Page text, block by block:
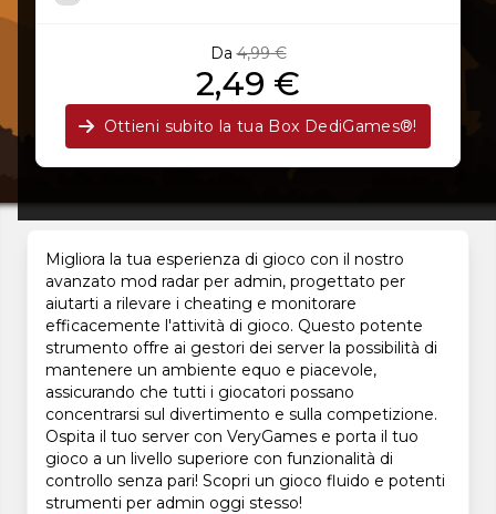
Da 4,99 €
2,49 €
Ottieni subito la tua Box DediGames®!
Migliora la tua esperienza di gioco con il nostro
avanzato mod radar per admin, progettato per
aiutarti a rilevare i cheating e monitorare
efficacemente l'attività di gioco. Questo potente
strumento offre ai gestori dei server la possibilità di
mantenere un ambiente equo e piacevole,
assicurando che tutti i giocatori possano
concentrarsi sul divertimento e sulla competizione.
Ospita il tuo server con VeryGames e porta il tuo
gioco a un livello superiore con funzionalità di
controllo senza pari! Scopri un gioco fluido e potenti
strumenti per admin oggi stesso!